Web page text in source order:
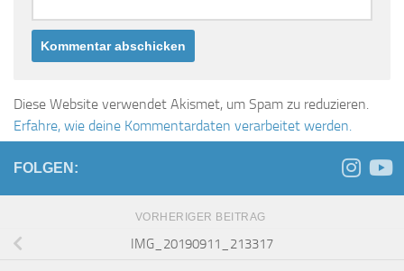
Diese Website verwendet Akismet, um Spam zu reduzieren.
Erfahre, wie deine Kommentardaten verarbeitet werden.
FOLGEN:
VORHERIGER BEITRAG
IMG_20190911_213317